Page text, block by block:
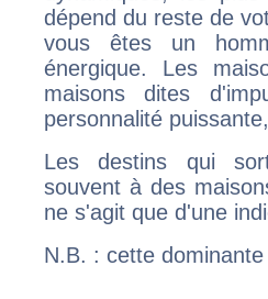
dépend du reste de
vous êtes un
énergique. Les
maisons dites
personnalité
Les destins qui
souvent à des
ne s'agit que d'une
N.B. : cette